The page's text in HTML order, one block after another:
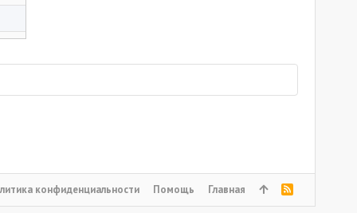
конфиденциальности Помощь Главная
R